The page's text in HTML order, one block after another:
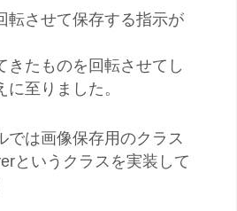
転させて保存する指示が
きたものを回転させてし
に至りました。
では画像保存用のクラス
というクラスを実装して